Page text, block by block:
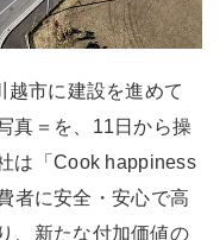
越市に建設を進めて
真＝を、11日から操
は「Cook happiness
者に安全・安心で高
、新たな付加価値の